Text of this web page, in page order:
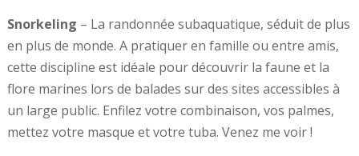
Snorkeling – La randonnée subaquatique, séduit de plus
en plus de monde. A pratiquer en famille ou entre amis,
cette discipline est idéale pour découvrir la faune et la
flore marines lors de balades sur des sites accessibles à
un large public. Enfilez votre combinaison, vos palmes,
mettez votre masque et votre tuba. Venez me voir !